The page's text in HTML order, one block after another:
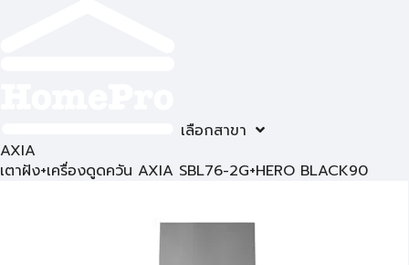
เลือกสาขา
AXIA
เตาฝัง+เครื่องดูดควัน AXIA SBL76-2G+HERO BLACK90